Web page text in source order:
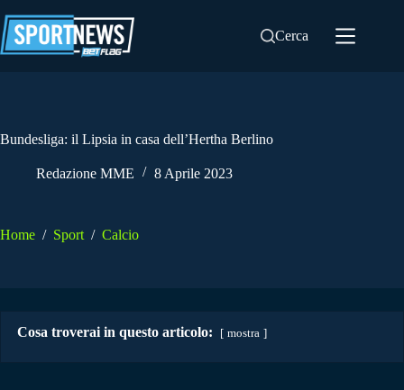
al
contenuto
Cerca
Bundesliga: il Lipsia in casa dell’Hertha Berlino
Redazione MME 8 Aprile 2023
Home / Sport / Calcio
Cosa troverai in questo articolo: mostra